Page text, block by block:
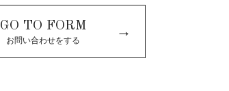
GO TO FORM
お問い合わせをする
→